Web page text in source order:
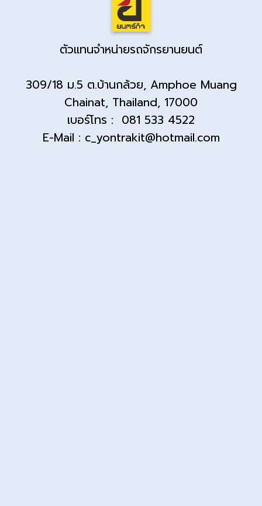
ตัวแทนจำหน่ายรถจักรยานยนต์
309/18 ม.5 ต.บ้านกล้วย, Amphoe Muang
Chainat, Thailand, 17000
เบอร์โทร : 081 533 4522
E-Mail : c_yontrakit@hotmail.com